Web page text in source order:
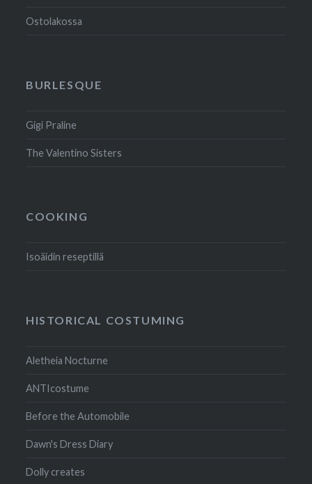
Ostolakossa
BURLESQUE
Gigi Praline
The Valentino Sisters
COOKING
Isoäidin reseptillä
HISTORICAL COSTUMING
Aletheia Nocturne
ANTIcostume
Before the Automobile
Dawn's Dress Diary
Dolly creates